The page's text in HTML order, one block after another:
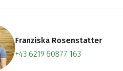
Franziska Rosenstatter
+43 6219 60877 163